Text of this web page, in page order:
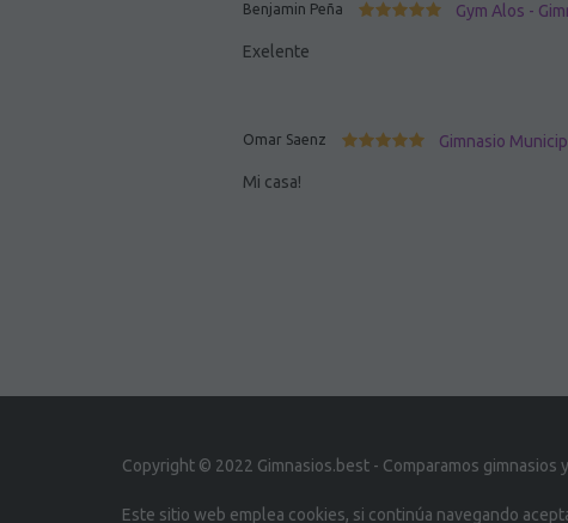
Benjamin Peña Gym Alos -
Exelente
Omar Saenz Gimnasio
Mi casa!
Copyright © 2022 Gimnasios.best - Comparamos
Este sitio web emplea cookies, si continúa navegando